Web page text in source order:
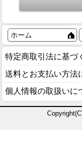
ホーム
特定商取引法に基づ
送料とお支払い方法
個人情報の取扱いに